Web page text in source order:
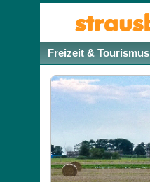
Freizeit & Tourismus